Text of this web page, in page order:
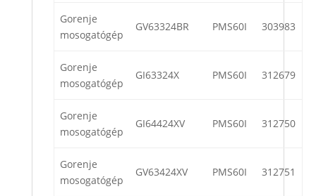
Gorenje
mosogatógép
GV63324BR PMS60I 303983
Gorenje
mosogatógép
GI63324X PMS60I 312679
Gorenje
mosogatógép
GI64424XV PMS60I 312750
Gorenje
mosogatógép
GV63424XV PMS60I 312751